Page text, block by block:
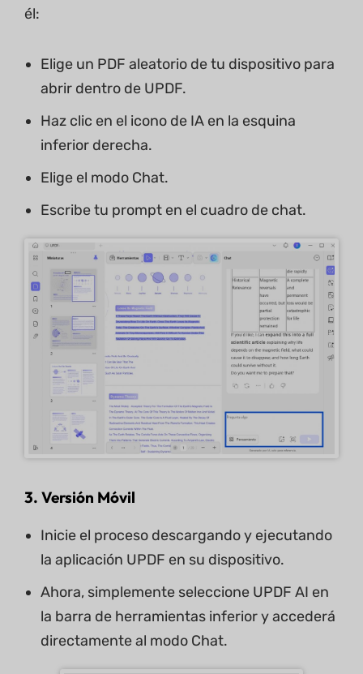
él:
Elige un PDF aleatorio de tu dispositivo para
abrir dentro de UPDF.
Haz clic en el icono de IA en la esquina
inferior derecha.
Elige el modo Chat.
Escribe tu prompt en el cuadro de chat.
3. Versión Móvil
Inicie el proceso descargando y ejecutando
la aplicación UPDF en su dispositivo.
Ahora, simplemente seleccione UPDF AI en
la barra de herramientas inferior y accederá
directamente al modo Chat.